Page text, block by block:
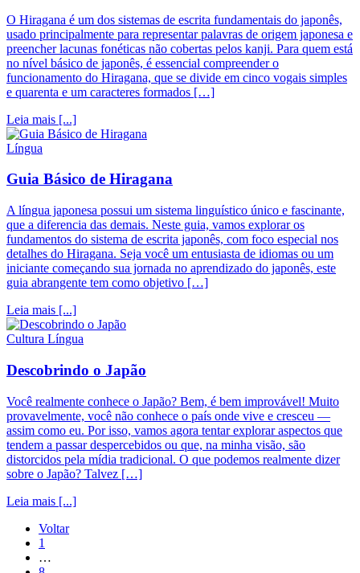
O Hiragana é um dos sistemas de escrita fundamentais do japonês,
usado principalmente para representar palavras de origem japonesa e
preencher lacunas fonéticas não cobertas pelos kanji. Para quem está
no nível básico de japonês, é essencial compreender o
funcionamento do Hiragana, que se divide em cinco vogais simples
e quarenta e um caracteres formados […]
Leia mais [...]
Língua
Guia Básico de Hiragana
A língua japonesa possui um sistema linguístico único e fascinante,
que a diferencia das demais. Neste guia, vamos explorar os
fundamentos do sistema de escrita japonês, com foco especial nos
detalhes do Hiragana. Seja você um entusiasta de idiomas ou um
iniciante começando sua jornada no aprendizado do japonês, este
guia abrangente tem como objetivo […]
Leia mais [...]
Cultura Língua
Descobrindo o Japão
Você realmente conhece o Japão? Bem, é bem improvável! Muito
provavelmente, você não conhece o país onde vive e cresceu —
assim como eu. Por isso, vamos agora tentar explorar aspectos que
tendem a passar despercebidos ou que, na minha visão, são
distorcidos pela mídia tradicional. O que podemos realmente dizer
sobre o Japão? Talvez […]
Leia mais [...]
Voltar
1
…